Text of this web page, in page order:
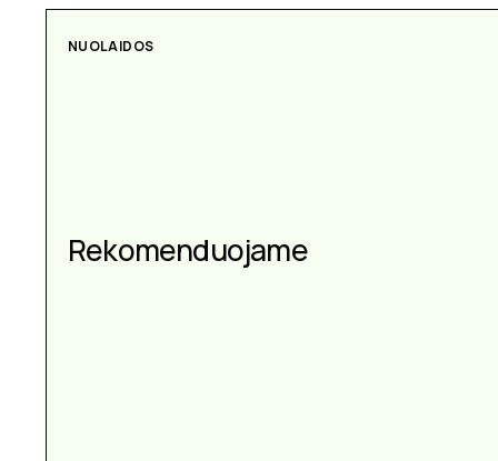
AKSESUARAI
Aksesuarai kiekvienai
progai